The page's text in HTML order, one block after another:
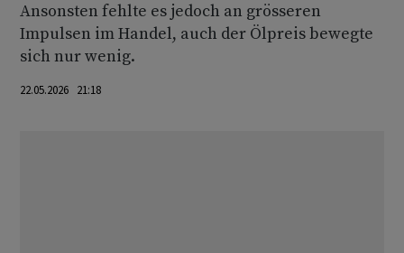
Ansonsten fehlte es jedoch an grösseren
Impulsen im Handel, auch der Ölpreis bewegte
sich nur wenig.
22.05.2026 21:18